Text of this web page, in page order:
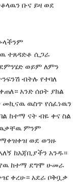
ቡና ይዛ ወደ
ተጸዳድቶ ሲጋራ
ወይም ለምን
ብትሉ የተባለ
አንድ ሰዐት ያክል
መኪናዉ ዉስጥ የሰፈነዉን
ከተማ ናት ብዬ ቀና ስል
ምንም
ወደ ወንዙ
ከአጃቢያችን አንዱ።
ከተማ ደግሞ ሁመራ
ቀረሁ። አደራ ቦቅቧቃ